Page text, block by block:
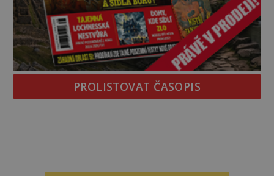
PROLISTOVAT ČASOPIS